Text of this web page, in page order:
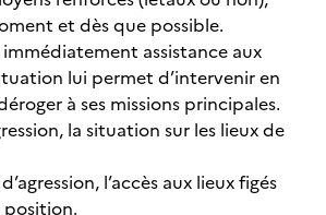
et dès que possible.
assistance aux
lui permet d’intervenir en
à ses missions principales.
la situation sur les lieux de
l’accès aux lieux figés